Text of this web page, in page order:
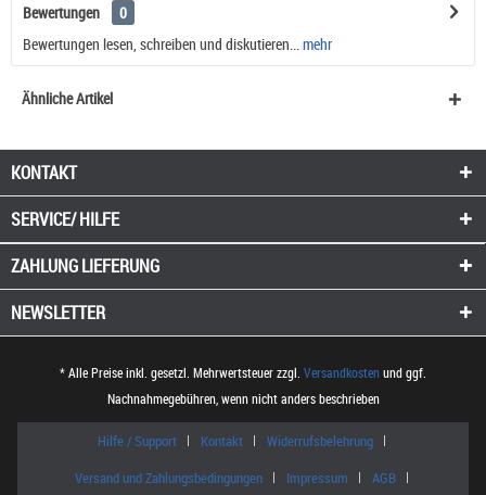
Bewertungen
0
Bewertungen lesen, schreiben und diskutieren...
mehr
Ähnliche Artikel
KONTAKT
SERVICE/ HILFE
ZAHLUNGLIEFERUNG
NEWSLETTER
* Alle Preise inkl. gesetzl. Mehrwertsteuer zzgl. Versandkosten und ggf.
Nachnahmegebühren, wenn nicht anders beschrieben
Hilfe / Support Kontakt
Widerrufsbelehrung
Versand und Zahlungsbedingungen
Impressum AGB